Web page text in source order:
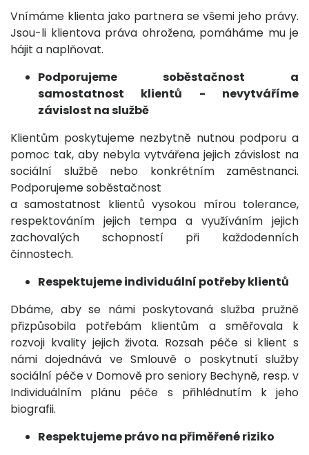
Vnímáme klienta jako partnera se všemi jeho právy.
Jsou-li klientova práva ohrožena, pomáháme mu je
hájit a naplňovat.
Podporujeme soběstačnost a
samostatnost klientů - nevytváříme
závislost na službě
Klientům poskytujeme nezbytně nutnou podporu a
pomoc tak, aby nebyla vytvářena jejich závislost na
sociální službě nebo konkrétním zaměstnanci.
Podporujeme soběstačnost
a samostatnost klientů vysokou mírou tolerance,
respektováním jejich tempa a využíváním jejich
zachovalých schopností při každodenních
činnostech.
Respektujeme individuální potřeby klientů
Dbáme, aby se námi poskytovaná služba pružně
přizpůsobila potřebám klientům a směřovala k
rozvoji kvality jejich života. Rozsah péče si klient s
námi dojednává ve Smlouvě o poskytnutí služby
sociální péče v Domově pro seniory Bechyně, resp. v
Individuálním plánu péče s přihlédnutím k jeho
biografii.
Respektujeme právo na přiměřené riziko